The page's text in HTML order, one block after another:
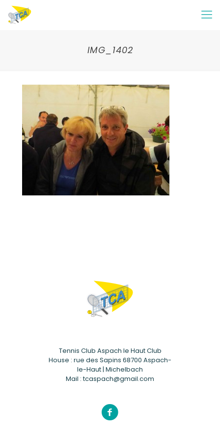
IMG_1402
Tennis Club Aspach le Haut Club
House : rue des Sapins 68700 Aspach-
le-Haut | Michelbach
Mail : tcaspach@gmail.com